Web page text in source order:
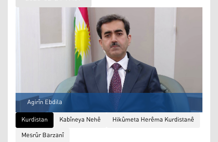
Agirîn Ebdila
Kurdistan
Kabîneya Nehê
Hikûmeta Herêma Kurdistanê
Mesrûr Barzanî